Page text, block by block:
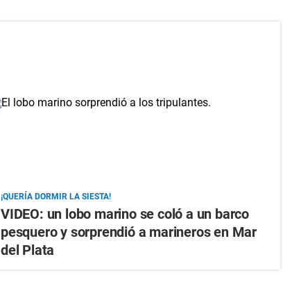
¡QUERÍA DORMIR LA SIESTA!
VIDEO: un lobo marino se coló a un barco
pesquero y sorprendió a marineros en Mar
del Plata